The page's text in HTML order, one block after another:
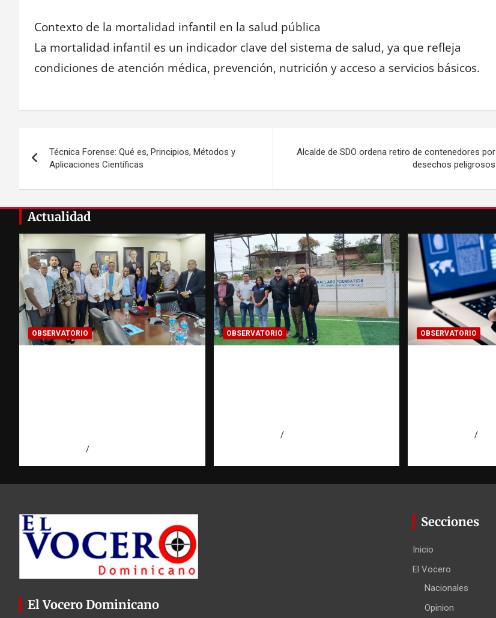
Contexto de la mortalidad infantil en la salud pública
La mortalidad infantil es un indicador clave del sistema de salud, ya que refleja
condiciones de atención médica, prevención, nutrición y acceso a servicios básicos.
de
entradas
Técnica Forense: Qué es, Principios, Métodos y
Aplicaciones Científicas
Alcalde de SDO ordena retiro de contenedores por
desechos peligrosos
Actualidad
OBSERVATORIO OBSERVATORIO OBSERVATORIO
El Vocero Dominicano
Secciones
Inicio
El Vocero
Nacionales
Opinion